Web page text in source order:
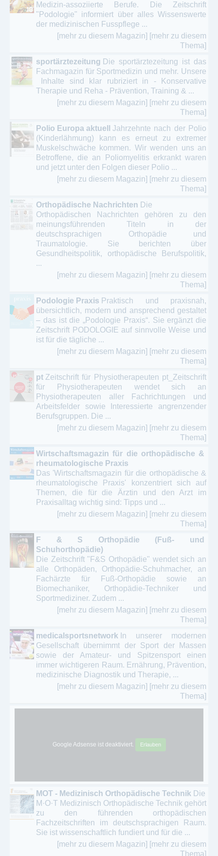
Medizin-assoziierte Berufe. Die Zeitschrift
"Podologie" informiert über alles Wissenswerte
der medizinischen Fusspflege ...
[mehr zu diesem Magazin] [mehr zu diesem
Thema]
sportärztezeitung Die sportärztezeitung ist das
Fach­magazin für Sportmedizin und mehr. Unsere
Inhalte sind klar rubriziert in - Konservative
Therapie und Reha - Prä­vention, Training & ...
[mehr zu diesem Magazin] [mehr zu diesem
Thema]
Polio Europa aktuell
Jahrzehnte nach der Polio
(Kinderlähmung) kann es erneut zu extremer
Muskelschwäche kommen. Wir wenden uns an
Betroffene, die an Poliomyelitis erkrankt waren
und jetzt unter den Folgen dieser Polio ...
[mehr zu diesem Magazin] [mehr zu diesem
Thema]
Orthopädische Nachrichten Die
Orthopädischen Nachrichten gehören zu den
meinungsführenden Titeln in der
deutschsprachigen Orthopädie und
Traumatologie. Sie berichten über
Gesundheitspolitik, orthopädische Berufspolitik,
...
[mehr zu diesem Magazin] [mehr zu diesem
Thema]
Podologie Praxis Praktisch und praxisnah,
übersichtlich, modern und ansprechend gestaltet
– das ist die „Podologie Praxis“. Sie ergänzt die
Zeitschrift PODOLOGIE auf sinnvolle Weise und
ist für die tägliche ...
[mehr zu diesem Magazin] [mehr zu diesem
Thema]
pt Zeitschrift für Physiotherapeuten pt_Zeitschrift
für Physiotherapeuten wendet sich an
Physiotherapeuten aller Fachrichtungen und
Arbeitsfelder sowie Interessierte angrenzender
Berufsgruppen. Die ...
[mehr zu diesem Magazin] [mehr zu diesem
Thema]
Wirtschaftsmagazin für die orthopädische &
rheumatologische Praxis
Das 'Wirtschaftsmagazin für die orthopädische &
rheumatologische Praxis' konzentriert sich auf
Themen, die für die Ärztin und den Arzt im
Praxisalltag wichtig sind: Tipps und ...
[mehr zu diesem Magazin] [mehr zu diesem
Thema]
F & S Orthopädie (Fuß- und
Schuhorthopädie)
Die Zeitschrift "F&S Orthopädie" wendet sich an
alle Orthopäden, Orthopädie-Schuhmacher, an
Fachärzte für Fuß-Orthopädie sowie an
Biomechaniker, Orthopädie-Techniker und
Sportmediziner. Zudem ...
[mehr zu diesem Magazin] [mehr zu diesem
Thema]
medicalsportsnetwork In unserer modernen
Gesellschaft übernimmt der Sport der Massen
sowie der Amateur- und Spitzensport einen
immer wichtigeren Raum. Ernährung, Prävention,
medizinische Diagnostik und Therapie, ...
[mehr zu diesem Magazin] [mehr zu diesem
Thema]
Google Adsense ist deaktiviert. Erlauben
MOT - Medizinisch Orthopädische Technik Die
M·O·T Medizinisch Orthopädische Technik gehört
zu den führenden orthopädischen
Fachzeitschriften im deutschsprachigen Raum.
Sie ist wissenschaftlich fundiert und für die ...
[mehr zu diesem Magazin] [mehr zu diesem
Thema]